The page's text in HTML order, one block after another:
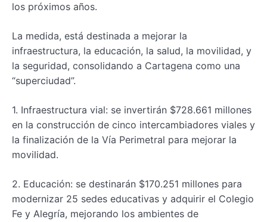
los próximos años.
La medida, está destinada a mejorar la
infraestructura, la educación, la salud, la movilidad, y
la seguridad, consolidando a Cartagena como una
“superciudad”.
1. Infraestructura vial: se invertirán $728.661 millones
en la construcción de cinco intercambiadores viales y
la finalización de la Vía Perimetral para mejorar la
movilidad.
2. Educación: se destinarán $170.251 millones para
modernizar 25 sedes educativas y adquirir el Colegio
Fe y Alegría, mejorando los ambientes de